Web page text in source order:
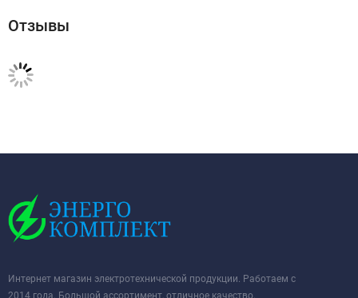
Отзывы
Интернет магазин электротехнической продукции. Работаем с